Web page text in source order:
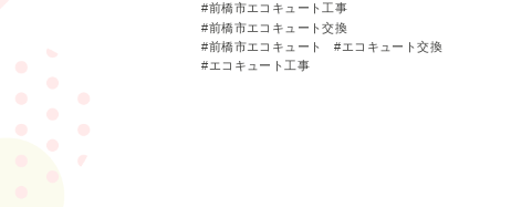
前橋市エコキュート工事
前橋市エコキュート交換
前橋市エコキュート
エコキュート交換
エコキュート工事